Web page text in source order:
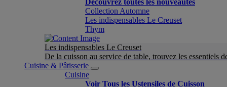
Découvrez toutes les nouveautés
Collection Automne
Les indispensables Le Creuset
Thym
Les indispensables Le Creuset
De la cuisson au service de table, trouvez les essentiels
Cuisine & Pâtisserie
Cuisine
Voir Tous les Ustensiles de Cuisson